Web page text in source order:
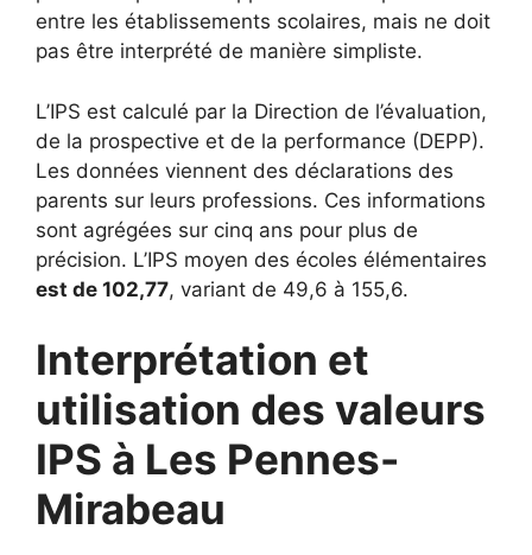
entre les établissements scolaires, mais ne doit
pas être interprété de manière simpliste.
L’IPS est calculé par la Direction de l’évaluation,
de la prospective et de la performance (DEPP).
Les données viennent des déclarations des
parents sur leurs professions. Ces informations
sont agrégées sur cinq ans pour plus de
précision. L’IPS moyen des écoles élémentaires
est de 102,77, variant de 49,6 à 155,6.
Interprétation et
utilisation des valeurs
IPS à Les Pennes-
Mirabeau